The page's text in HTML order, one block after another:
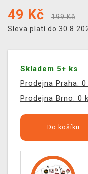
49 Kč
199 Kč
Sleva platí do
Skladem 5+ ks
Prodejna Praha:
Prodejna Brno: 0
Do košíku